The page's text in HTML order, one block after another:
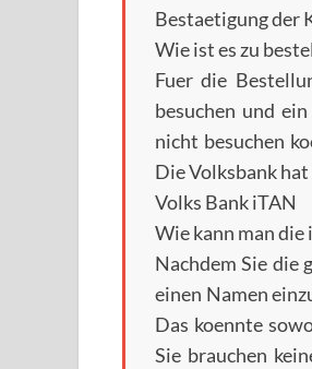
Bestaetigung der
Wie ist es zu
Fuer die
besuchen und
nicht besuchen
Die Volksbank
Volks Bank iTAN
Wie kann man
Nachdem Sie die
einen Namen
Das koennte
Sie brauchen